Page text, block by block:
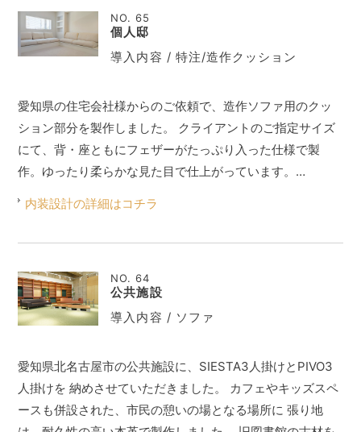
NO. 65
個人邸
導入内容 / 特注/造作クッション
内装設計の詳細はコチラ
愛知県の住宅会社様からのご依頼で、造作ソファ用のクッ
ション部分を製作しました。 クライアントのご指定サイズ
にて、背・座ともにフェザーがたっぷり入った仕様で製
作。ゆったり柔らかな見た目で仕上がっています。…
NO. 64
公共施設
導入内容 / ソファ
愛知県北名古屋市の公共施設に、SIESTA3人掛けとPIVO3
人掛けを 納めさせていただきました。 カフェやキッズスペ
ースも併設された、市民の憩いの場となる場所に 張り地